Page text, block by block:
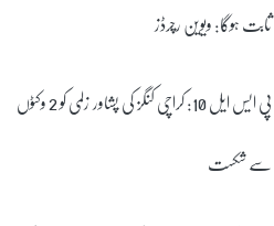
ثابت ہوگا: ویوین رچرڈز
پی ایس ایل 10: کراچی کنگز کی پشاور زلمی کو 2 وکٹوں
سے شکست